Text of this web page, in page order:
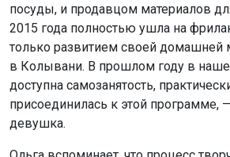
посуды, и продавцом материалов
2015 года полностью ушла на
только развитием своей домашней
в Колывани. В прошлом году в
доступна самозанятость,
присоединилась к этой программе,
девушка.